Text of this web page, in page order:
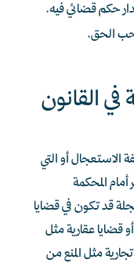
حكم قضائي فيه.
الحق.
القانون
الاستعجال أو التي
المحكمة
قد تكون في قضايا
عقارية مثل
مثل المنع من